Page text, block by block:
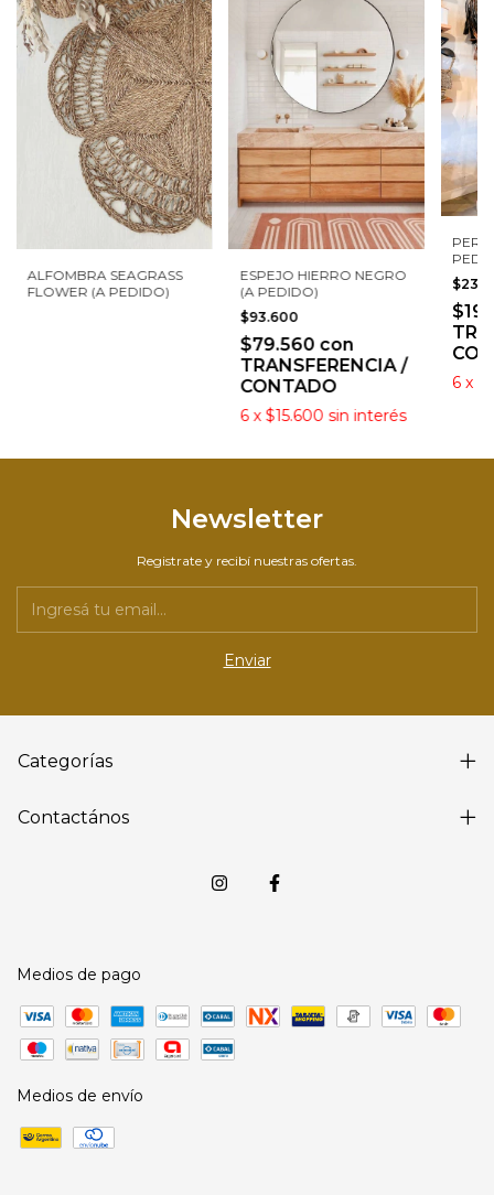
ALFOMBRA SEAGRASS
FLOWER (A PEDIDO)
ESPEJO HIERRO NEGRO
(A PEDIDO)
$93.600
$79.560 con
TRANSFERENCIA /
CONTADO
6 x $15.600 sin interés
6 x
Newsletter
Registrate y recibí nuestras ofertas.
Categorías
Contactános
Medios de pago
Medios de envío